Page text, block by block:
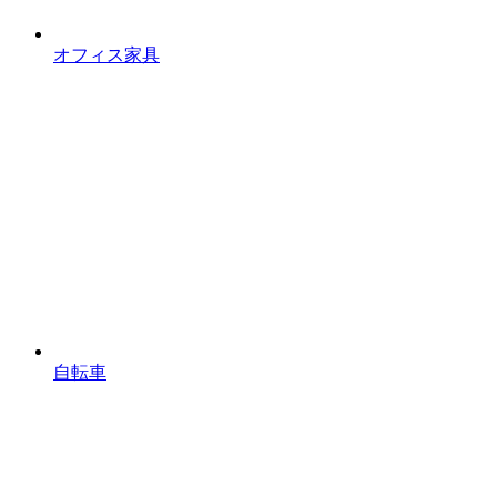
オフィス家具
自転車